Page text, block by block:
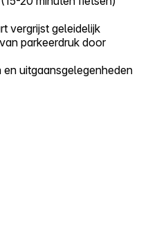
vergrijst geleidelijk
parkeerdruk door
uitgaansgelegenheden